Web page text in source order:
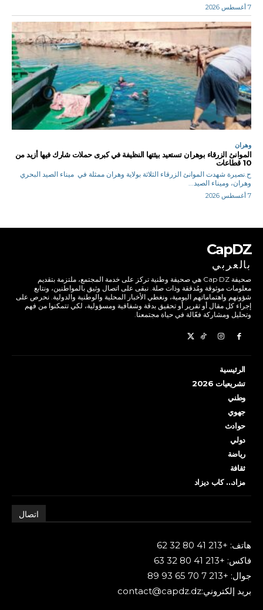
7 أغسطس 2026
وهران
الموانئ الزرقاء بوهران تستعيد بيئتها النظيفة في كبرى حملات شارك فيها أزيد من
10 قطاعات
ح.نصيرة شهدت الموانئ الزرقاء الثلاثة بولاية وهران ممثلة في ميناء الصيد البحري
وهران، وميناء الصيد...
7 أغسطس 2026
CapDZ
بالعربي
صحيفة Cap DZ هي صحيفة وطنية تركز على خدمة المجتمع، ملتزمة بتقديم
معلومات موثوقة ومُدققة وذات صلة. نبقى على اتصال وثيق بالمواطنين، ونتابع
شؤونهم واهتماماتهم اليومية، ونغطي الأخبار المحلية والوطنية والدولية. نحرص على
إجراء كل مقال أو تقرير أو تحقيق بدقة وشفافية ومسؤولية، لكي تتمكنوا من فهم
وتحليل ومشاركة فعّالة في حياة مجتمعنا.
الرئيسية
تشريعيات 2026
وطني
جهوي
حوادث
دولي
رياضة
ثقافة
مزاد… كاب ديزاد
اتصال
هاتف: +213 41 80 32 62
فاكس: +213 41 80 32 63
جوال: +213 7 70 65 93 89
بريد إلكتروني:contact@capdz.dz